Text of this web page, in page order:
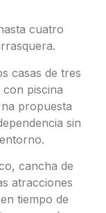
cuatro
casas de tres
piscina
propuesta
sin
cancha de
atracciones
tiempo de